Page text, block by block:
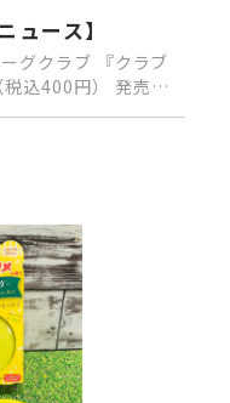
ュース】
クラブ 『クラブ
込400円） 発売決